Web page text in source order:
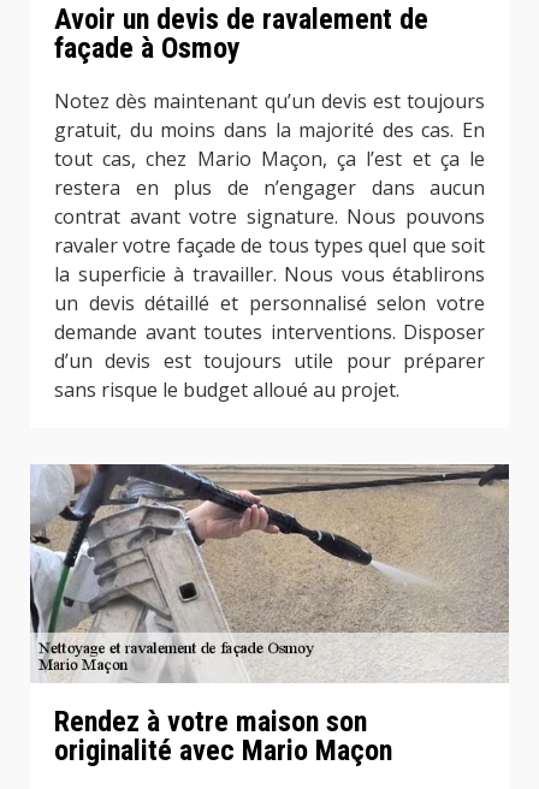
Avoir un devis de ravalement de
façade à Osmoy
Notez dès maintenant qu’un devis est toujours
gratuit, du moins dans la majorité des cas. En
tout cas, chez Mario Maçon, ça l’est et ça le
restera en plus de n’engager dans aucun
contrat avant votre signature. Nous pouvons
ravaler votre façade de tous types quel que soit
la superficie à travailler. Nous vous établirons
un devis détaillé et personnalisé selon votre
demande avant toutes interventions. Disposer
d’un devis est toujours utile pour préparer
sans risque le budget alloué au projet.
Rendez à votre maison son
originalité avec Mario Maçon